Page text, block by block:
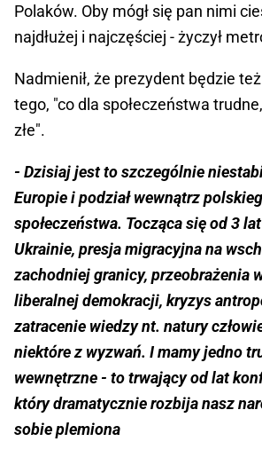
Polaków. Oby mógł się pan nimi
najdłużej i najczęściej - życzył
Nadmienił, że prezydent będzie
tego, "co dla społeczeństwa
złe".
- Dzisiaj jest to szczególnie
Europie i podział wewnątrz
społeczeństwa. Tocząca się od 3
Ukrainie, presja migracyjna na
zachodniej granicy, przeobrażenia
liberalnej demokracji, kryzys
zatracenie wiedzy nt. natury
niektóre z wyzwań. I mamy jedno
wewnętrzne - to trwający od lat
który dramatycznie rozbija nasz
sobie plemiona